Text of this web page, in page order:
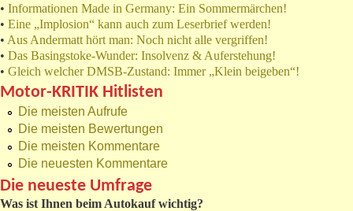
• Informationen Made in Germany: Ein Sommermärchen!
• Eine „Implosion“ kann auch zum Leserbrief werden!
• Aus Andermatt hört man: Noch nicht alle vergriffen!
• Das Basingstoke-Wunder: Insolvenz & Auferstehung!
• Gleich welcher DMSB-Zustand: Immer „Klein beigeben“!
Motor-KRITIK Hitlisten
Die meisten Aufrufe
Die meisten Bewertungen
Die meisten Kommentare
Die neuesten Kommentare
Die neueste Umfrage
Was ist Ihnen beim Autokauf wichtig?